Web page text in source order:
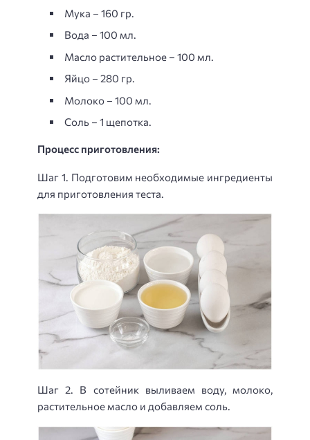
Мука – 160 гр.
Вода – 100 мл.
Масло растительное – 100 мл.
Яйцо – 280 гр.
Молоко – 100 мл.
Соль – 1 щепотка.
Процесс приготовления:
Шаг 1. Подготовим необходимые ингредиенты
для приготовления теста.
Шаг 2. В сотейник выливаем воду, молоко,
растительное масло и добавляем соль.